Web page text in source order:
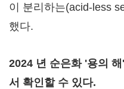
이 분리하는(acid-less
했다.
2024 년 순은화'용의 해 '
서 확인할 수 있다.